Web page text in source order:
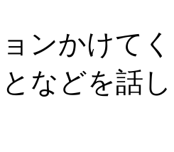
ンかけて
などを話